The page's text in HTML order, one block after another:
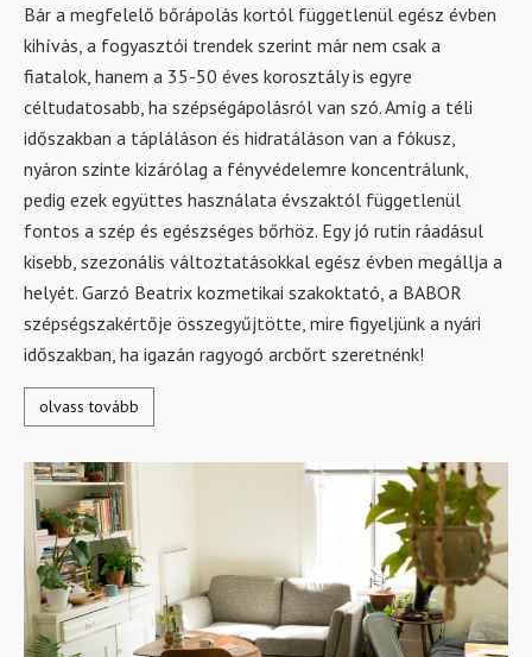
Bár a megfelelő bőrápolás kortól függetlenül egész évben
kihívás, a fogyasztói trendek szerint már nem csak a
fiatalok, hanem a 35-50 éves korosztály is egyre
céltudatosabb, ha szépségápolásról van szó. Amíg a téli
időszakban a tápláláson és hidratáláson van a fókusz,
nyáron szinte kizárólag a fényvédelemre koncentrálunk,
pedig ezek együttes használata évszaktól függetlenül
fontos a szép és egészséges bőrhöz. Egy jó rutin ráadásul
kisebb, szezonális változtatásokkal egész évben megállja a
helyét. Garzó Beatrix kozmetikai szakoktató, a BABOR
szépségszakértője összegyűjtötte, mire figyeljünk a nyári
időszakban, ha igazán ragyogó arcbőrt szeretnénk!
olvass tovább